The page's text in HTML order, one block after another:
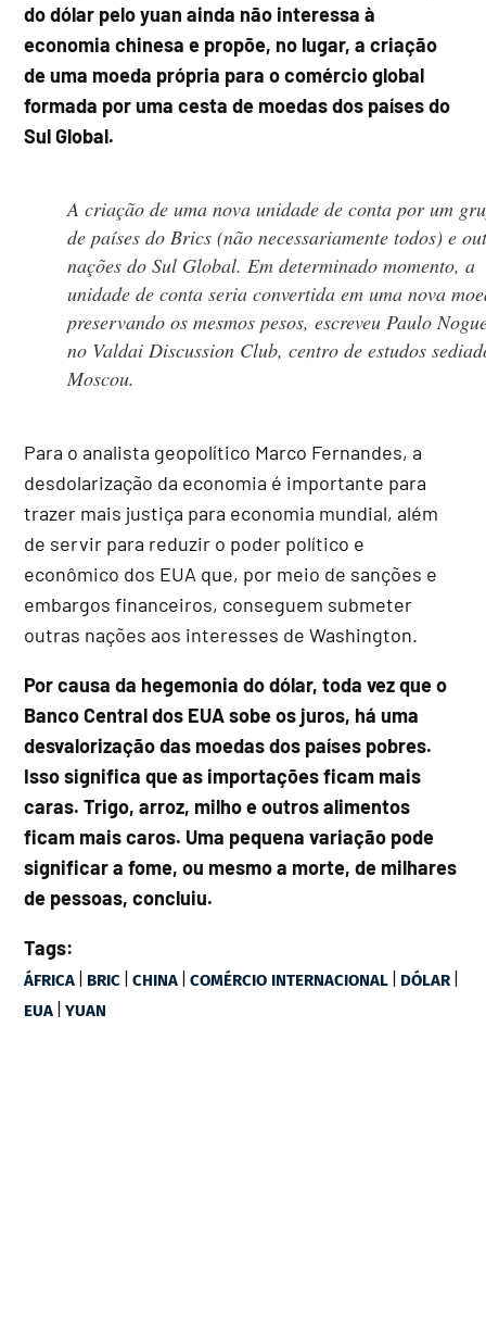
do dólar pelo yuan ainda não interessa à
economia chinesa e propõe, no lugar, a criação
de uma moeda própria para o comércio global
formada por uma cesta de moedas dos países do
Sul Global.
A criação de uma nova unidade de conta por um
de países do Brics (não necessariamente todos) e
nações do Sul Global. Em determinado momento, a
unidade de conta seria convertida em uma nova
preservando os mesmos pesos, escreveu Paulo
no Valdai Discussion Club, centro de estudos
Moscou.
Para o analista geopolítico Marco Fernandes, a
desdolarização da economia é importante para
trazer mais justiça para economia mundial, além
de servir para reduzir o poder político e
econômico dos EUA que, por meio de sanções e
embargos financeiros, conseguem submeter
outras nações aos interesses de Washington.
Por causa da hegemonia do dólar, toda vez que o
Banco Central dos EUA sobe os juros, há uma
desvalorização das moedas dos países pobres.
Isso significa que as importações ficam mais
caras. Trigo, arroz, milho e outros alimentos
ficam mais caros. Uma pequena variação pode
significar a fome, ou mesmo a morte, de milhares
de pessoas, concluiu.
Tags:
ÁFRICA | BRIC |CHINA |COMÉRCIO INTERNACIONAL | DÓLAR |
EUA |YUAN